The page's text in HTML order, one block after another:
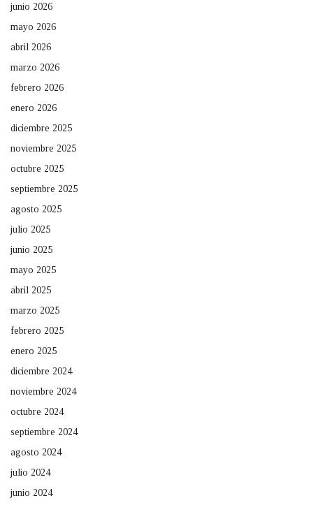
junio 2026
mayo 2026
abril 2026
marzo 2026
febrero 2026
enero 2026
diciembre 2025
noviembre 2025
octubre 2025
septiembre 2025
agosto 2025
julio 2025
junio 2025
mayo 2025
abril 2025
marzo 2025
febrero 2025
enero 2025
diciembre 2024
noviembre 2024
octubre 2024
septiembre 2024
agosto 2024
julio 2024
junio 2024